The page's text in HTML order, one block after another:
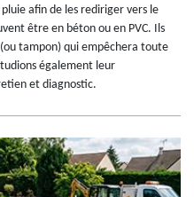
afin de les rediriger vers le
être en béton ou en PVC. Ils
tampon) qui empêchera toute
également leur
et diagnostic.